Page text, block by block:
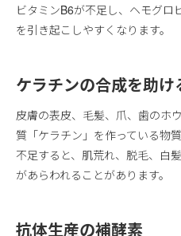
ビタミンB6が不足し、ヘモグロ
を引き起こしやすくなります。
ケラチンの合成を助け
皮膚の表皮、毛髪、爪、歯のホ
質「ケラチン」を作っている物
不足すると、肌荒れ、脱毛、白
があらわれることがあります。
抗体生産の補酵素